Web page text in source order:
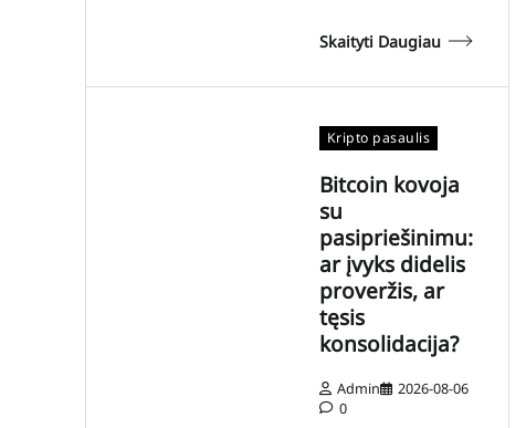
Skaityti Daugiau
Kripto pasaulis
Bitcoin kovoja
su
pasipriešinimu:
ar įvyks didelis
proveržis, ar
tęsis
konsolidacija?
Admin
2026-08-06
0